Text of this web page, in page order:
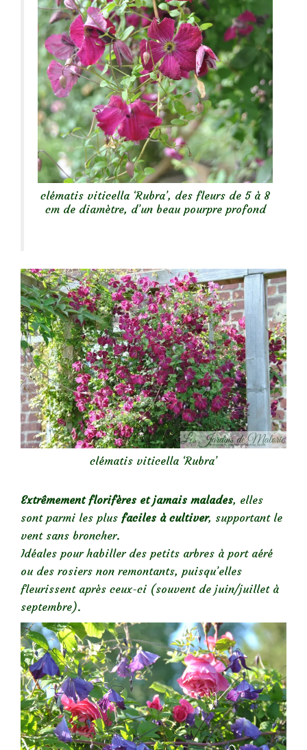
clématis viticella ‘Rubra’, des fleurs de 5 à 8
cm de diamètre, d’un beau pourpre profond
clématis viticella ‘Rubra’
Extrêmement florifères et jamais malades, elles
sont parmi les plus faciles à cultiver, supportant le
vent sans broncher.
Idéales pour habiller des petits arbres à port aéré
ou des rosiers non remontants, puisqu’elles
fleurissent après ceux-ci (souvent de juin/juillet à
septembre).